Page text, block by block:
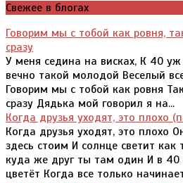
Свежее в блогах
Говорим мы с тобой как ровня,
сразу
У меня седина на висках, К 40
вечно такой молодой Веселый
Говорим мы с тобой как ровня
сразу Дядька мой говорил я на...
Когда друзья уходят, это плохо
Когда друзья уходят, это плохо
здесь стоим И солнце светит
куда же друг ты там один И в 40
цветёт Когда все только